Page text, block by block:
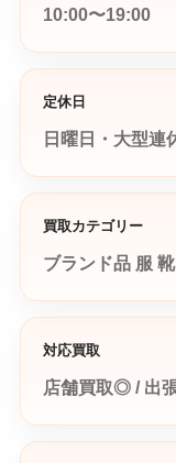
10:00〜19:00
定休日
日曜日・大型連
買取カテゴリー
ブランド品 服 靴
対応買取
店舗買取◎ / 出